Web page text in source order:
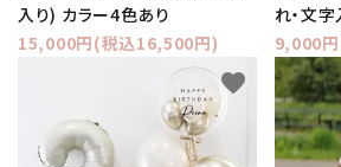
入り) カラー4色あり
15,000円(税込16,500円)
れ・文
9,000
favorite